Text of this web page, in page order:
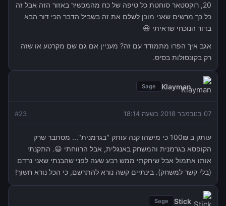
20, רוקסטאר סוחטת כל טיפה של כח מהמכשיר באזור הזה אבל זה
כל כך מרשים שאני מוכן לשלם את זה בשביל הדבר הכי דור הבא
בדור הנוכחי שראיתי 😃
אגב איך הפרו מתמודד עם זה? מעניין אם גם שם מקרטע או שזה
רק בקונסולות בסיס.
Klayman
Sage
07 בנובמבר 2018 בשעה 18:14 #23
עותק ב 100₪ כי מישהו קנה עותק "בגרמנית"... מסתבר שרק
הקופסא בגרמנית והמשחק באנגלית, אבל הרווחתי 😃. התקנתי
אותו אתמול אבל שיחקתי ממש רבע שעה לפני שהבנתי שאני נרדם
(בלי קשר למשחק). בינתיים קשה נורא להתרשם, כי הכל נורא חשוך!
Stick
Sage